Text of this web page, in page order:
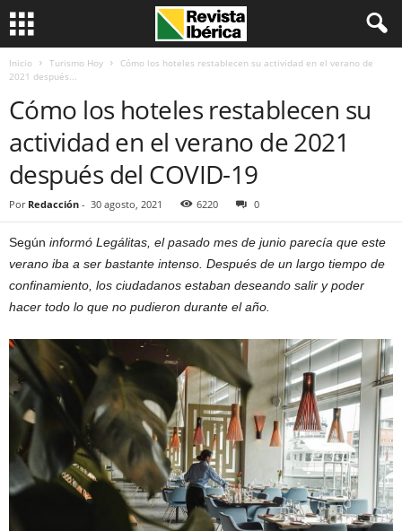
Inicio Turismo Hoy
Cómo los hoteles restablecen su actividad en el verano de
2021 después...
Cómo los hoteles restablecen su
actividad en el verano de 2021
después del COVID-19
Por Redacción - 30 agosto, 2021 6220 0
Según informó Legálitas, el pasado mes de junio parecía que este
verano iba a ser bastante intenso. Después de un largo tiempo de
confinamiento, los ciudadanos estaban deseando salir y poder
hacer todo lo que no pudieron durante el año.